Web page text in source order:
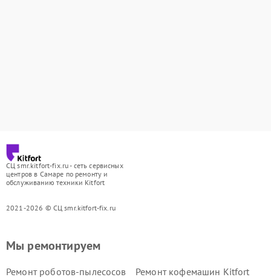
СЦ smr.kitfort-fix.ru - сеть сервисных
центров в Самаре по ремонту и
обслуживанию техники Kitfort
2021-2026 © СЦ smr.kitfort-fix.ru
Мы ремонтируем
Ремонт роботов-пылесосов
Ремонт кофемашин Kitfort